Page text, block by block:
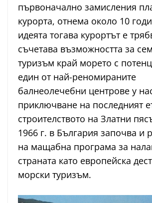
първоначално замисления
курорта, отнема около 10
идеята тогава курортът е
съчетава възможността за
туризъм край морето с
един от най-реномираните
балнеолечебни центрове у
приключване на последният
строителството на Златни
1966 г. в България започва и
на мащабна програма за
страната като европейска
морски туризъм.